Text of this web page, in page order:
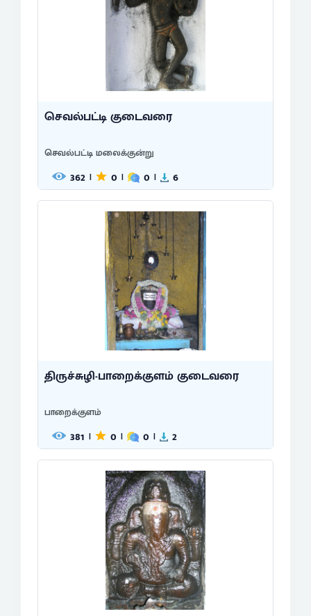
செவல்பட்டி குடைவரை
செவல்பட்டி மலைக்குன்று
362 | 0 | 0 | 6
திருச்சுழி-பாறைக்குளம் குடைவரை
பாறைக்குளம்
381 | 0 | 0 | 2